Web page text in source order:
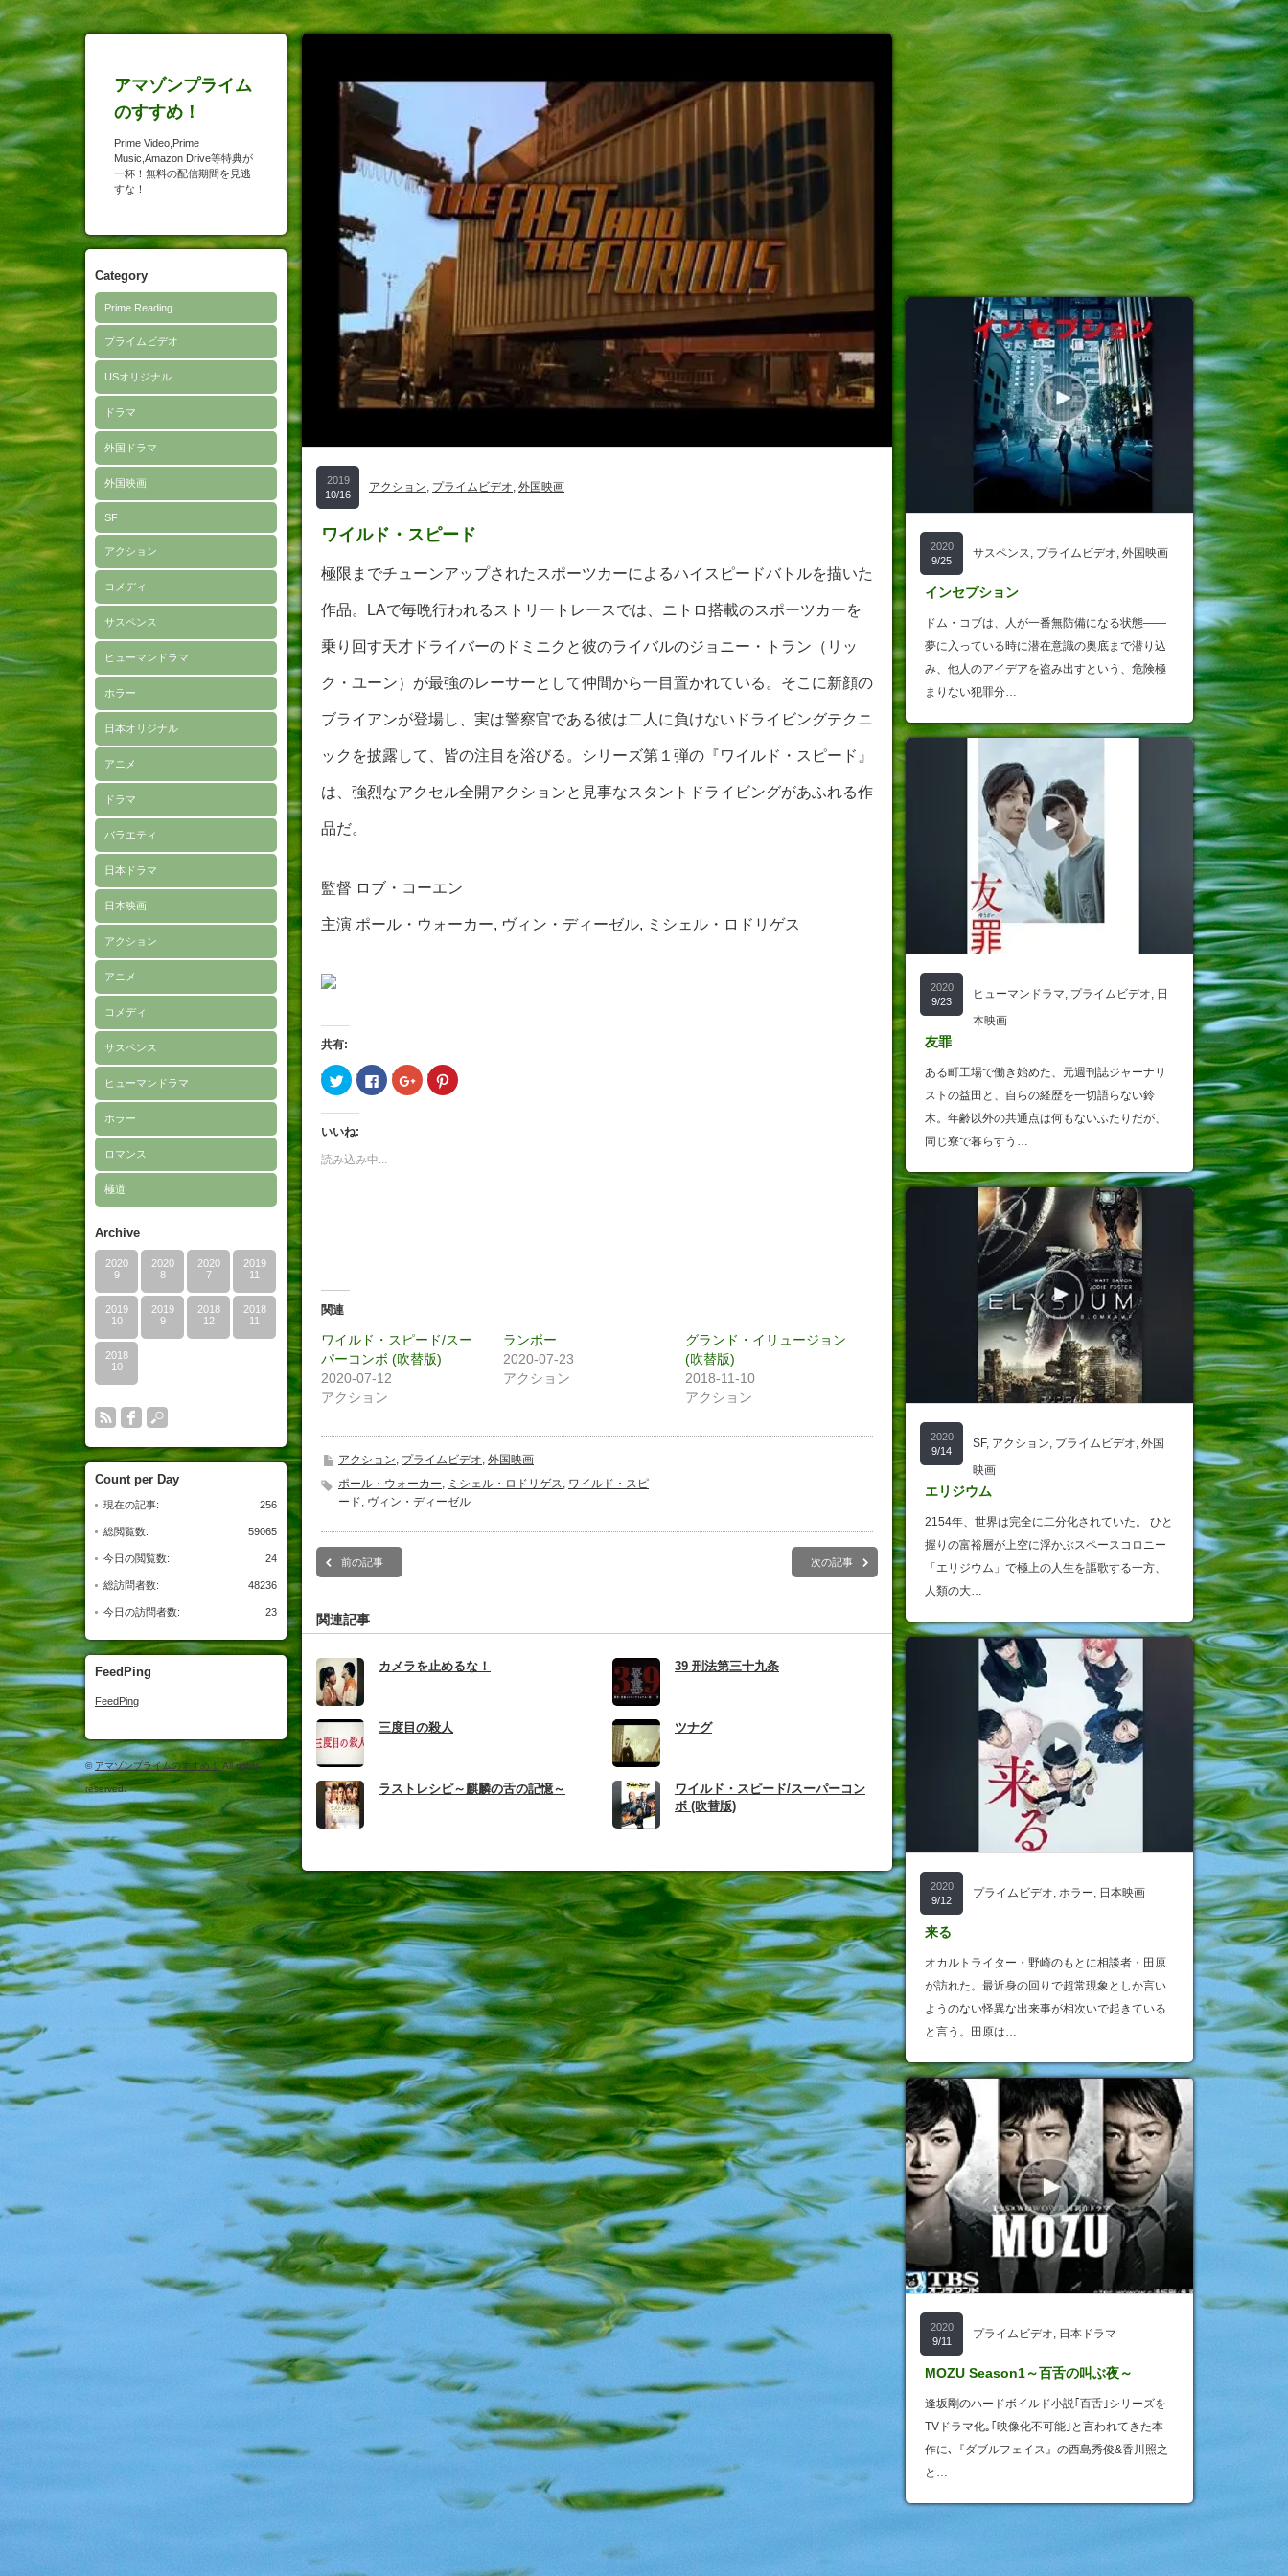
アマゾンプライム
のすすめ！
Prime Video,Prime
Music,Amazon Drive等特典が
一杯！無料の配信期間を見逃
すな！
Category
Prime Reading
プライムビデオ
USオリジナル
ドラマ
外国ドラマ
外国映画
SF
アクション
コメディ
サスペンス
ヒューマンドラマ
ホラー
日本オリジナル
アニメ
ドラマ
バラエティ
日本ドラマ
日本映画
アクション
アニメ
コメディ
サスペンス
ヒューマンドラマ
ホラー
ロマンス
極道
Archive
2020
9
2020
8
2020
7
2019
11
2019
10
2019
9
2018
12
2018
11
2018
10
Count per Day
256
現在の記事:
59065
総閲覧数:
24
今日の閲覧数:
48236
総訪問者数:
23
今日の訪問者数:
FeedPing
FeedPing
© アマゾンプライムのすすめ！ All rights
reserved.
2019
10/16
アクション, プライムビデオ, 外国映画
ワイルド・スピード
極限までチューンアップされたスポーツカーによるハイスピードバトルを描いた
作品。LAで毎晩行われるストリートレースでは、ニトロ搭載のスポーツカーを
乗り回す天才ドライバーのドミニクと彼のライバルのジョニー・トラン（リッ
ク・ユーン）が最強のレーサーとして仲間から一目置かれている。そこに新顔の
ブライアンが登場し、実は警察官である彼は二人に負けないドライビングテクニ
ックを披露して、皆の注目を浴びる。シリーズ第１弾の『ワイルド・スピード』
は、強烈なアクセル全開アクションと見事なスタントドライビングがあふれる作
品だ。
監督 ロブ・コーエン
主演 ポール・ウォーカー, ヴィン・ディーゼル, ミシェル・ロドリゲス
共有:
ク
リ
ク
て
で
共
開
Facebook
で
ク
ン
ド
ウ
で
開
き
ク
リ
ク
リ
いいね:
読み込み中...
関連
ワイルド・スピード/スー
パーコンボ (吹替版)
2020-07-12
アクション
ランボー
2020-07-23
アクション
グランド・イリュージョン
(吹替版)
2018-11-10
アクション
アクション, プライムビデオ, 外国映画
ポール・ウォーカー, ミシェル・ロドリゲス, ワイルド・スピ
ード, ヴィン・ディーゼル
前の記事 次の記事
関連記事
カメラを止めるな！ 39 刑法第三十九条
三度目の殺人 ツナグ
ラストレシピ～麒麟の舌の記憶～
ワイルド・スピード/スーパーコン
ボ (吹替版)
2020
9/25
サスペンス, プライムビデオ, 外国映画
インセプション
ドム・コブは、人が一番無防備になる状態――
夢に入っている時に潜在意識の奥底まで潜り込
み、他人のアイデアを盗み出すという、危険極
まりない犯罪分…
2020
9/23
ヒューマンドラマ, プライムビデオ, 日
本映画
友罪
ある町工場で働き始めた、元週刊誌ジャーナリ
ストの益田と、自らの経歴を一切語らない鈴
木。年齢以外の共通点は何もないふたりだが、
同じ寮で暮らすう…
2020
9/14
SF, アクション, プライムビデオ, 外国
映画
エリジウム
2154年、世界は完全に二分化されていた。 ひと
握りの富裕層が上空に浮かぶスペースコロニー
「エリジウム」で極上の人生を謳歌する一方、
人類の大…
2020
9/12
プライムビデオ, ホラー, 日本映画
来る
オカルトライター・野崎のもとに相談者・田原
が訪れた。最近身の回りで超常現象としか言い
ようのない怪異な出来事が相次いで起きている
と言う。田原は…
2020
9/11
プライムビデオ, 日本ドラマ
MOZU Season1～百舌の叫ぶ夜～
逢坂剛のハードボイルド小説｢百舌｣シリーズを
TVドラマ化｡｢映像化不可能｣と言われてきた本
作に､『ダブルフェイス』の西島秀俊&香川照之
と…